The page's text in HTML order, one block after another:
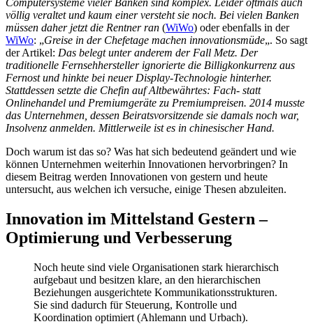
völlig veraltet und kaum einer versteht sie noch. Bei vielen Banken
müssen daher jetzt die Rentner ran (WiWo) oder ebenfalls in der
WiWo: „Greise in der Chefetage machen innovationsmüde„. So sagt
der Artikel: Das belegt unter anderem der Fall Metz. Der
traditionelle Fernsehhersteller ignorierte die Billigkonkurrenz aus
Fernost und hinkte bei neuer Display-Technologie hinterher.
Stattdessen setzte die Chefin auf Altbewährtes: Fach- statt
Onlinehandel und Premiumgeräte zu Premiumpreisen. 2014 musste
das Unternehmen, dessen Beiratsvorsitzende sie damals noch war,
Insolvenz anmelden. Mittlerweile ist es in chinesischer Hand.
Doch warum ist das so? Was hat sich bedeutend geändert und wie
können Unternehmen weiterhin Innovationen hervorbringen? In
diesem Beitrag werden Innovationen von gestern und heute
untersucht, aus welchen ich versuche, einige Thesen abzuleiten.
Innovation im Mittelstand Gestern –
Optimierung und Verbesserung
Noch heute sind viele Organisationen stark hierarchisch
aufgebaut und besitzen klare, an den hierarchischen
Beziehungen ausgerichtete Kommunikationsstrukturen.
Sie sind dadurch für Steuerung, Kontrolle und
Koordination optimiert (Ahlemann und Urbach).